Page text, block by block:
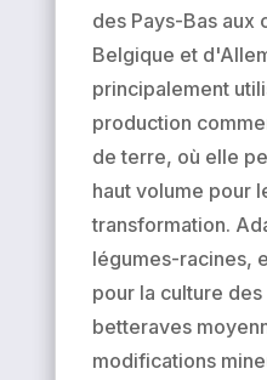
des Pays-Bas aux
Belgique et
principalement
production
de terre, où elle
haut volume pour
transformation.
légumes-racines,
pour la culture
betteraves
modifications